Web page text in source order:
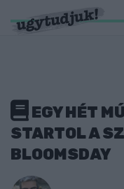
EGY HÉT
STARTOL A
BLOOMSDAY